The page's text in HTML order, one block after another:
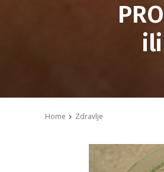
Home Zdravlje